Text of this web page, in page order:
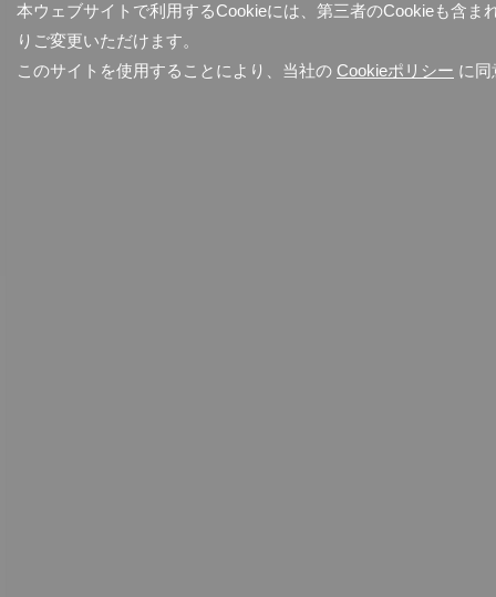
本ウェブサイトで利用するCookieには、第三者のCookieも含
りご変更いただけます。
このサイトを使用することにより、当社の Cookieポリシー に